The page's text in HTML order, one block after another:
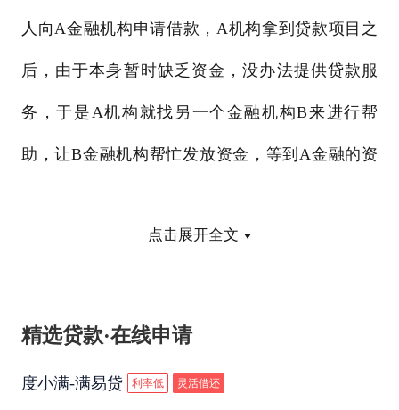
人向A金融机构申请借款，A机构拿到贷款项目之
后，由于本身暂时缺乏资金，没办法提供贷款服
务，于是A机构就找另一个金融机构B来进行帮
助，让B金融机构帮忙发放资金，等到A金融的资
就是过桥贷款。目前过桥贷款在企业贷款时用的比
比较常见。办理过桥贷款一般需要提供一些抵押
点击展开全文
精选贷款·在线申请
度小满-满易贷 利率低 灵活借还